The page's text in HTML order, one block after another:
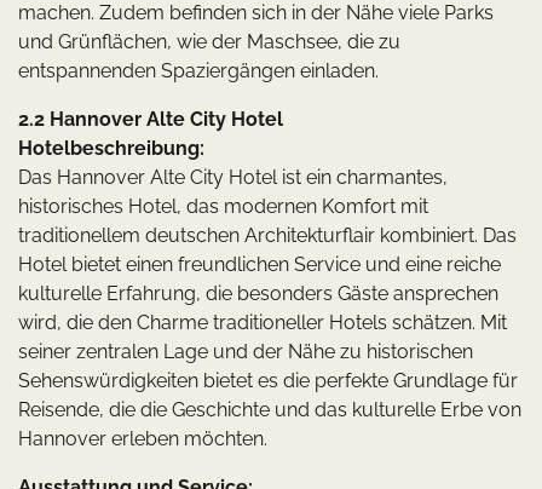
machen. Zudem befinden sich in der Nähe viele Parks
und Grünflächen, wie der Maschsee, die zu
entspannenden Spaziergängen einladen.
2.2 Hannover Alte City Hotel
Hotelbeschreibung:
Das Hannover Alte City Hotel ist ein charmantes,
historisches Hotel, das modernen Komfort mit
traditionellem deutschen Architekturflair kombiniert. Das
Hotel bietet einen freundlichen Service und eine reiche
kulturelle Erfahrung, die besonders Gäste ansprechen
wird, die den Charme traditioneller Hotels schätzen. Mit
seiner zentralen Lage und der Nähe zu historischen
Sehenswürdigkeiten bietet es die perfekte Grundlage für
Reisende, die die Geschichte und das kulturelle Erbe von
Hannover erleben möchten.